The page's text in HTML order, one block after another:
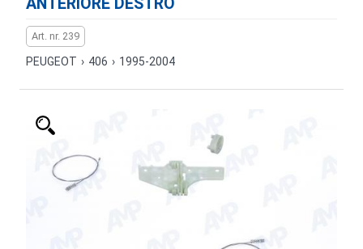
ANTERIORE DESTRO
Art. nr. 239
PEUGEOT › 406 › 1995-2004